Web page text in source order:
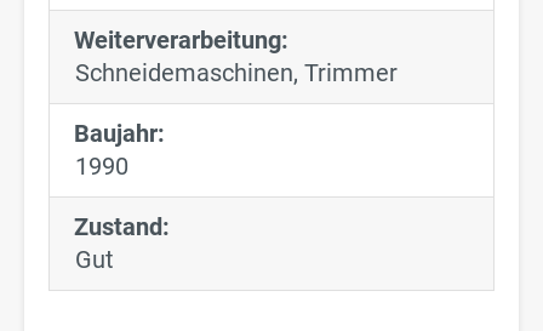
Weiterverarbeitung:
Schneidemaschinen, Trimmer
Baujahr:
1990
Zustand:
Gut